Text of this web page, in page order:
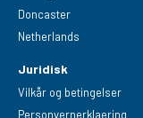
Doncaster
Netherlands
Juridisk
Vilkår og betingelser
Personvernerklaering